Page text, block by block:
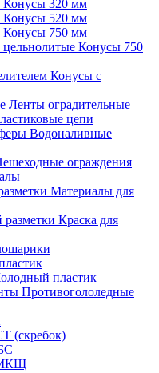
Конусы 320 мм
Конусы 520 мм
Конусы 750 мм
Конусы 750
Конусы с
Ленты оградительные
цепи
Водоналивные
ограждения
Материалы для
Краска для
пластик
Противогололедные
(скребок)